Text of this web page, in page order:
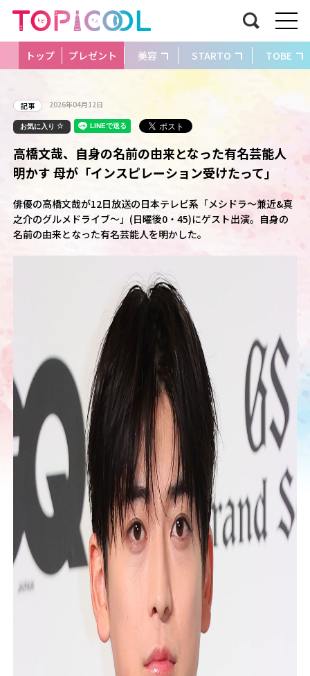
トップ プレゼント 美容 STARTO TOBE
記事 2026年04月12日
お気に入り
高橋文哉、自身の名前の由来となった有名芸能人
明かす 母が「インスピレーション受けたって」
俳優の高橋文哉が12日放送の日本テレビ系「メシドラ～兼近&真
之介のグルメドライブ～」(日曜後0・45)にゲスト出演。自身の
名前の由来となった有名芸能人を明かした。